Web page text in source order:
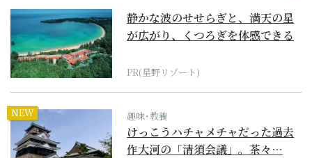
静かな波のせせらぎと、満天の星
が広がり、くつろぎを体感できる
PR(星野リゾート)
NEW 趣味･教養
けっこうハチャメチャだった過去
作大河の「清須会議」。茶々…